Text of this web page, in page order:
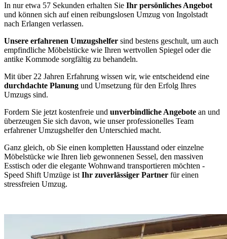
In nur etwa 57 Sekunden erhalten Sie Ihr persönliches Angebot
und können sich auf einen reibungslosen Umzug von Ingolstadt
nach Erlangen verlassen.
Unsere erfahrenen Umzugshelfer sind bestens geschult, um auch
empfindliche Möbelstücke wie Ihren wertvollen Spiegel oder die
antike Kommode sorgfältig zu behandeln.
Mit über 22 Jahren Erfahrung wissen wir, wie entscheidend eine
durchdachte Planung und Umsetzung für den Erfolg Ihres
Umzugs sind.
Fordern Sie jetzt kostenfreie und unverbindliche Angebote an und
überzeugen Sie sich davon, wie unser professionelles Team
erfahrener Umzugshelfer den Unterschied macht.
Ganz gleich, ob Sie einen kompletten Hausstand oder einzelne
Möbelstücke wie Ihren lieb gewonnenen Sessel, den massiven
Esstisch oder die elegante Wohnwand transportieren möchten -
Speed Shift Umzüge ist Ihr zuverlässiger Partner für einen
stressfreien Umzug.